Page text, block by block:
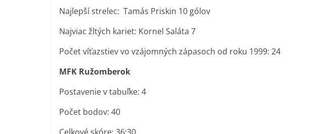
Najlepší strelec: Tamás Priskin 10 gólov
Najviac žltých kariet: Kornel Saláta 7
Počet víťazstiev vo vzájomných zápasoch od roku 1999: 24
MFK Ružomberok
Postavenie v tabuľke: 4
Počet bodov: 40